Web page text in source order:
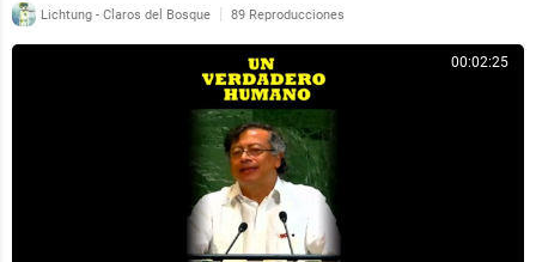
Lichtung - Claros del Bosque | 89 Reproducciones
00:02:25